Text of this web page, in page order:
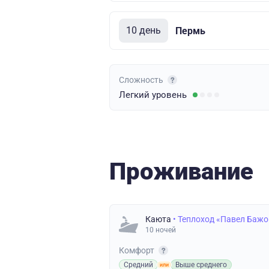
10 день Пермь
Сложность
Легкий уровень
Проживание
Каюта • Теплоход «Павел
10 ночей
Комфорт
Средний Выше среднего